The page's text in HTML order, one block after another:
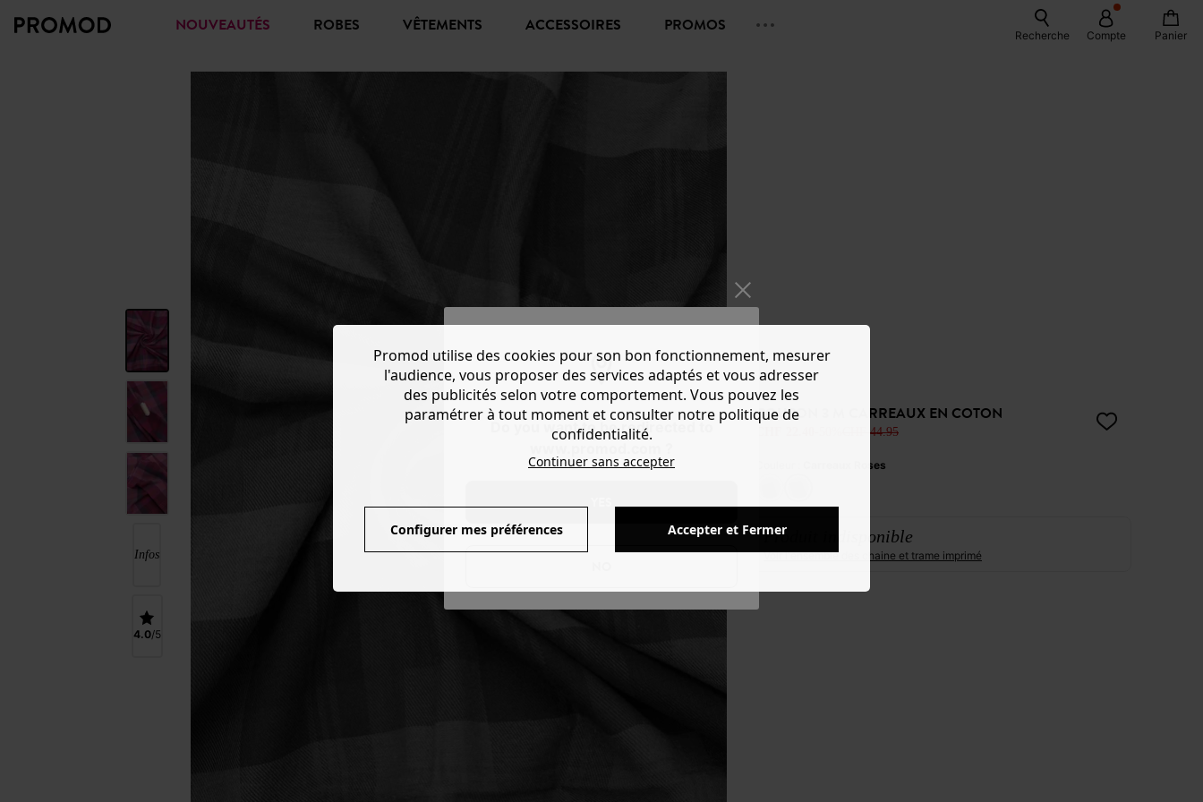
Do you want to be redirected to
NOUVEAUTÉS ROBES VÊTEMENTS ACCESSOIRES PROMOS Recherche Compte Panier
Infos
4.0
COUPON 3 M CARREAUX EN COTON
CHF 44.95
Carreaux Roses
Produit indisponible
Voir l'ensemble des chaine et trame imprimé
Promod utilise des cookies pour son bon fonctionnement, mesurer
l'audience, vous proposer des services adaptés et vous adresser
des publicités selon votre comportement. Vous pouvez les
paramétrer à tout moment et consulter notre politique de
confidentialité.
Continuer sans accepter
Configurer mes préférences Accepter et Fermer